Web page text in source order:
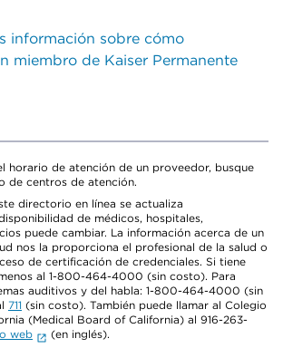
información sobre cómo
miembro de Kaiser Permanente
horario de atención de un proveedor, busque
de centros de atención.
directorio en línea se actualiza
de médicos, hospitales,
puede cambiar. La información acerca de un
nos la proporciona el profesional de la salud o
de certificación de credenciales. Si tiene
al 1-800-464-4000 (sin costo). Para
auditivos y del habla: 1-800-464-4000 (sin
711 (sin costo). También puede llamar al Colegio
(Medical Board of California) al 916-263-
web
(en inglés).